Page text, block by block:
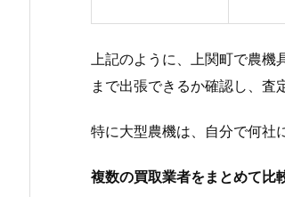
上記のように、上関町で農
まで出張できるか確認し、査
特に大型農機は、自分で何社
複数の買取業者をまとめて比